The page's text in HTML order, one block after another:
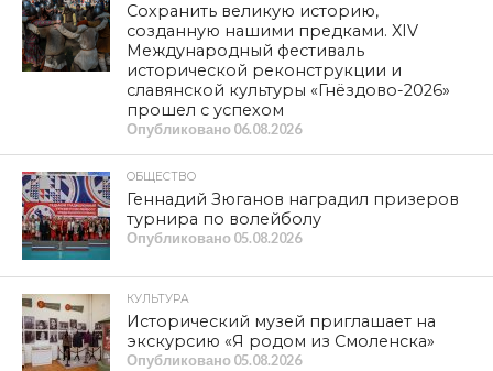
Сохранить великую историю,
созданную нашими предками. XIV
Международный фестиваль
исторической реконструкции и
славянской культуры «Гнёздово-2026»
прошел с успехом
Опубликовано 06.08.2026
ОБЩЕСТВО
Геннадий Зюганов наградил призеров
турнира по волейболу
Опубликовано 05.08.2026
КУЛЬТУРА
Исторический музей приглашает на
экскурсию «Я родом из Смоленска»
Опубликовано 05.08.2026